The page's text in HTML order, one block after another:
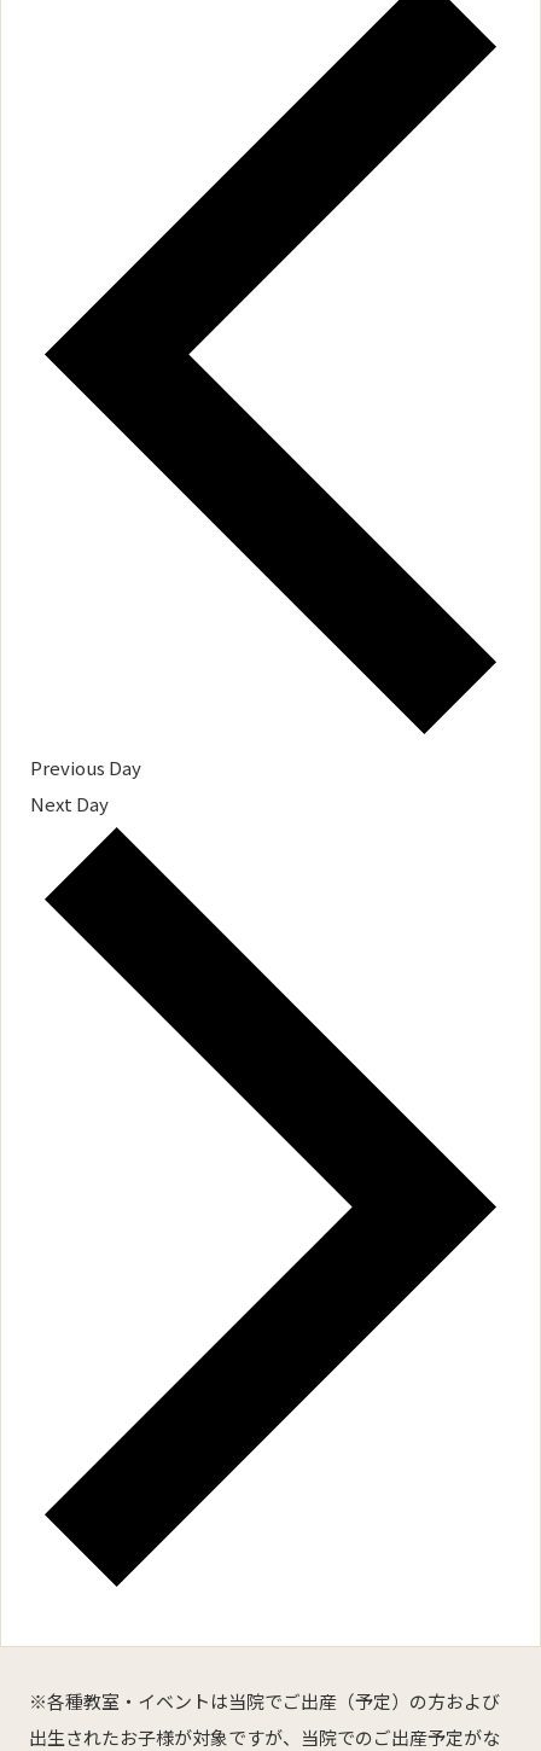
Previous Day
Next Day
※各種教室・イベントは当院でご出産（予定）の方および
出生されたお子様が対象ですが、当院でのご出産予定がな